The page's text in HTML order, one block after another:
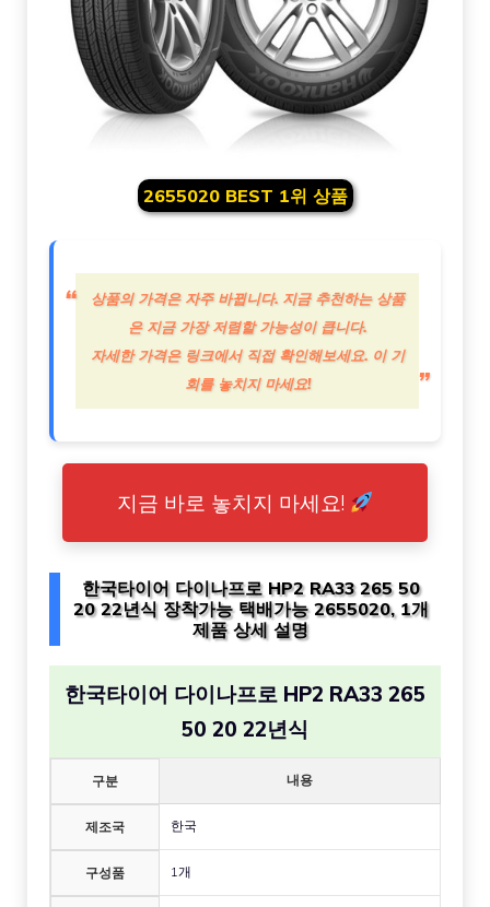
2655020 BEST 1위 상품
상품의 가격은 자주 바뀝니다. 지금 추천하는 상품
은 지금 가장 저렴할 가능성이 큽니다.
자세한 가격은 링크에서 직접 확인해보세요. 이 기
회를 놓치지 마세요!
지금 바로 놓치지 마세요!
한국타이어 다이나프로 HP2 RA33 265 50
20 22년식 장착가능 택배가능 2655020, 1개
제품 상세 설명
한국타이어 다이나프로 HP2 RA33 265
50 20 22년식
구분 내용
제조국 한국
구성품 1개